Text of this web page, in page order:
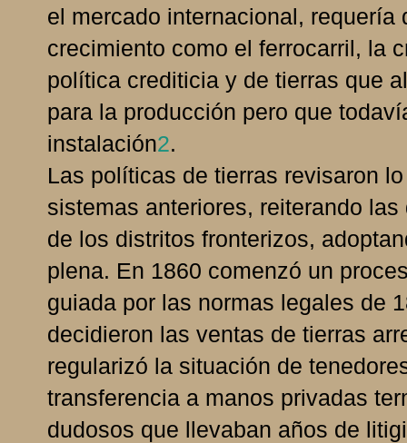
el mercado internacional,
crecimiento como el ferrocarril, la
política crediticia y de tierras que
para la producción pero que
instalación2.
Las políticas de tierras revisaron
sistemas anteriores, reiterando
de los distritos fronterizos,
plena. En 1860 comenzó un
guiada por las normas legales de
decidieron las ventas de tierras
regularizó la situación de
transferencia a manos privadas
dudosos que llevaban años de